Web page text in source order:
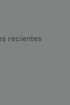
recientes